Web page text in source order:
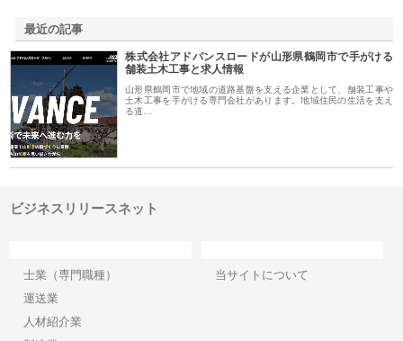
最近の記事
株式会社アドバンスロードが山形県鶴岡市で手がける
舗装土木工事と求人情報
山形県鶴岡市で地域の道路基盤を支える企業として、舗装工事や
土木工事を手がける専門会社があります。地域住民の生活を支え
る道…
ビジネスリリースネット
士業（専門職種）
運送業
人材紹介業
当サイトについて